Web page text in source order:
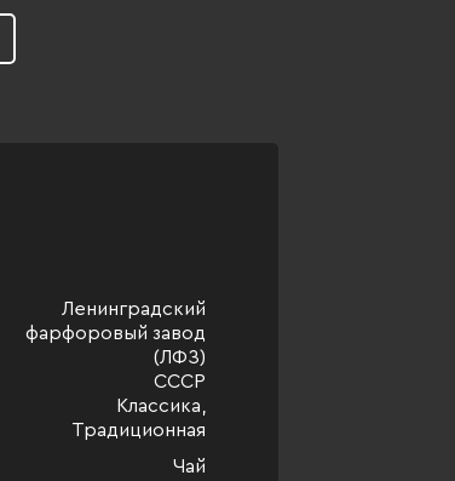
Ленинградский
фарфоровый завод
(ЛФЗ)
СССР
Классика,
Традиционная
Чай